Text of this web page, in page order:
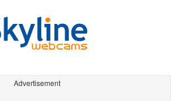
Advertisement